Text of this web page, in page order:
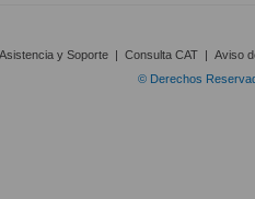
Asistencia y Soporte | Consulta CAT | Aviso
© Derechos